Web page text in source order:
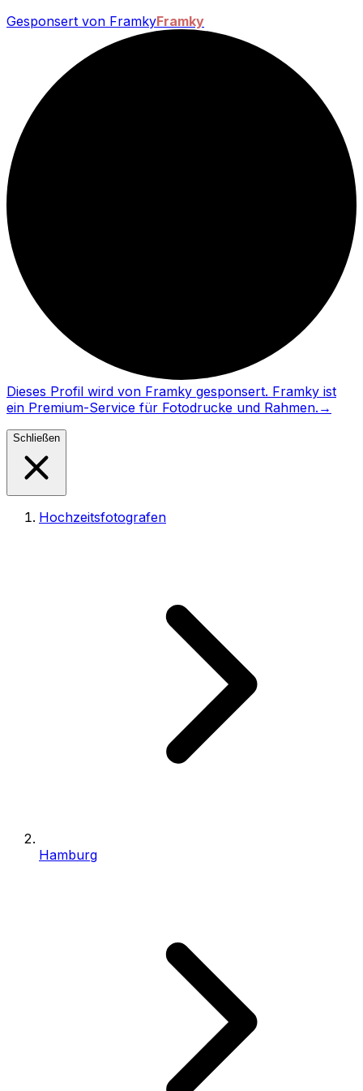
Gesponsert von FramkyFramky
Dieses Profil wird von Framky gesponsert. Framky ist
ein Premium-Service für Fotodrucke und Rahmen. →
Schließen
Hochzeitsfotografen
Hamburg